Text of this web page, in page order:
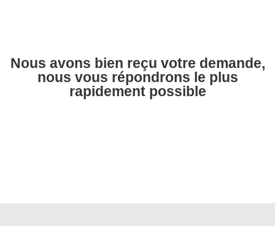
Nous avons bien reçu votre demande,
nous vous répondrons le plus
rapidement possible